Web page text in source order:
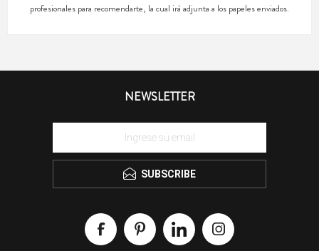
profesionales para recomendarte, la cual irá adjunta a los papeles enviados.
NEWSLETTER
SUBSCRIBE